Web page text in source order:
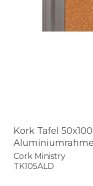
Kork Tafel
Cork Ministry
TK105ALD